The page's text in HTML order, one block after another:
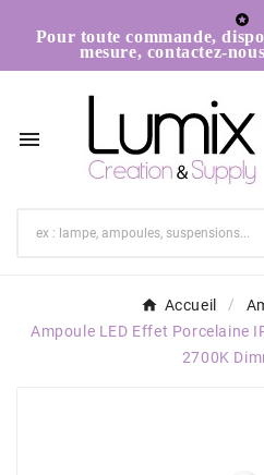

Pour toute commande,
mesure, contactez-

Accueil
Ampoule LED Effet Porcelaine
2700K